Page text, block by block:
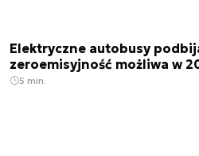
Elektryczne autobusy
zeroemisyjność możliwa w
5 min.